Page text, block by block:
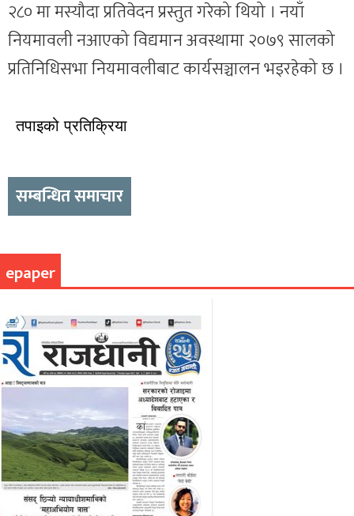
२८० मा मस्यौदा प्रतिवेदन प्रस्तुत गरेको थियो । नयाँ
नियमावली नआएको विद्यमान अवस्थामा २०७९ सालको
प्रतिनिधिसभा नियमावलीबाट कार्यसञ्चालन भइरहेको छ ।
तपाइको प्रतिक्रिया
सम्बन्धित समाचार
epaper